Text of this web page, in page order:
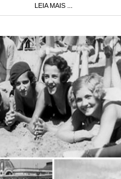
LEIA MAIS ...